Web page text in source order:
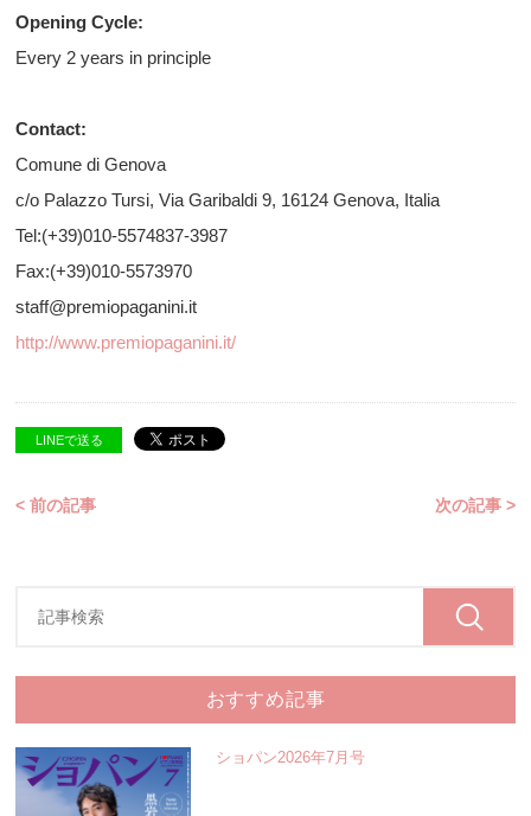
Opening Cycle:
Every 2 years in principle
Contact:
Comune di Genova
c/o Palazzo Tursi, Via Garibaldi 9, 16124 Genova, Italia
Tel:(+39)010-5574837-3987
Fax:(+39)010-5573970
staff@premiopaganini.it
http://www.premiopaganini.it/
LINEで送る
< 前の記事 次の記事 >
おすすめ記事
ショパン2026年7月号